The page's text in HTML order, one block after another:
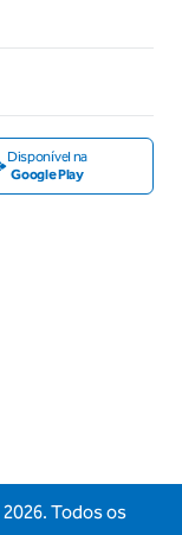
Disponível na
Google Play
2026. Todos os